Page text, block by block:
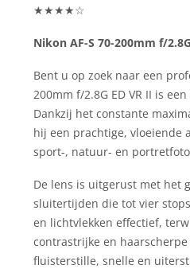
★★★★☆
Nikon AF-S 70-200mm f/
Bent u op zoek naar een
200mm f/2.8G ED VR II is
Dankzij het constante
hij een prachtige, vloeiende
sport-, natuur- en
De lens is uitgerust met het
sluitertijden die tot vier
en lichtvlekken effectief,
contrastrijke en
fluisterstille, snelle en